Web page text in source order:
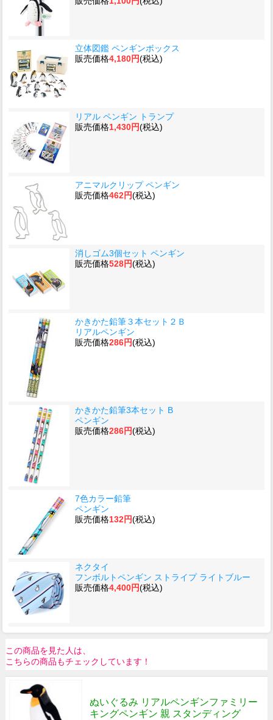
立体図鑑 ペンギンボックス
販売価格4,180円(税込)
リアル ペンギン トランプ
販売価格1,430円(税込)
アニマルクリップ ペンギン
販売価格462円(税込)
消しゴム3個セット ペンギン
販売価格528円(税込)
かきかた鉛筆３本セット２Ｂ
リアルペンギン
販売価格286円(税込)
かきかた鉛筆3本セット B
ペンギン
販売価格286円(税込)
7色カラー鉛筆
ペンギン
販売価格132円(税込)
ネクタイ
フンボルトペンギン ストライプ ライトブルー
販売価格4,400円(税込)
この商品を見た人は、
こちらの商品もチェックしています！
ぬいぐるみ リアルペンギンファミリー
キングペンギン 親 スタンディング